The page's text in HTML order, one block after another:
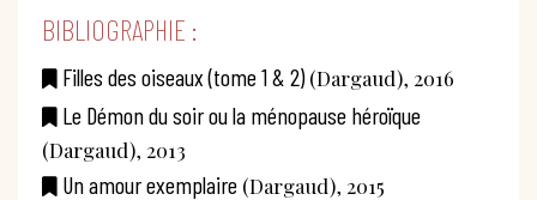
BIBLIOGRAPHIE :
Filles des oiseaux (tome 1 & 2)(Dargaud), 2016
Le Démon du soir ou la ménopause héroïque
(Dargaud), 2013
Un amour exemplaire (Dargaud), 2015